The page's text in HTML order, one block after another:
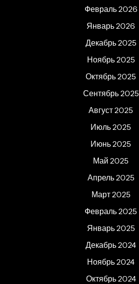
Февраль 2026
Январь 2026
Декабрь 2025
Ноябрь 2025
Октябрь 2025
Сентябрь 2025
Август 2025
Июль 2025
Июнь 2025
Май 2025
Апрель 2025
Март 2025
Февраль 2025
Январь 2025
Декабрь 2024
Ноябрь 2024
Октябрь 2024